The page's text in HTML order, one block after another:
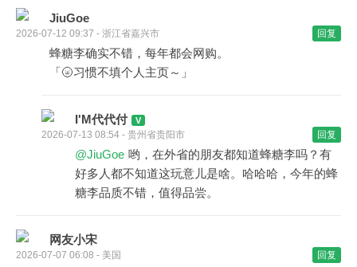
JiuGoe
2026-07-12 09:37 - 浙江省嘉兴市 回复
蜂糖李确实不错，每年都会网购。
「🌝习惯不填个人主页～」
I'M代代付
2026-07-13 08:54 - 贵州省贵阳市 回复
@JiuGoe 哟，在外省的朋友都知道蜂糖李吗？有
好多人都不知道这玩意儿是啥。哈哈哈，今年的蜂
糖李品质不错，值得品尝。
网友小宋
2026-07-07 06:08 - 美国 回复